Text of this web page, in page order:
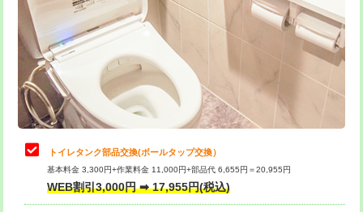
トイレタンク部品交換(ボールタップ交換）
基本料金 3,300円+作業料金 11,000円+部品代 6,655円＝20,955円
WEB割引3,000円 ➡ 17,955円(税込)